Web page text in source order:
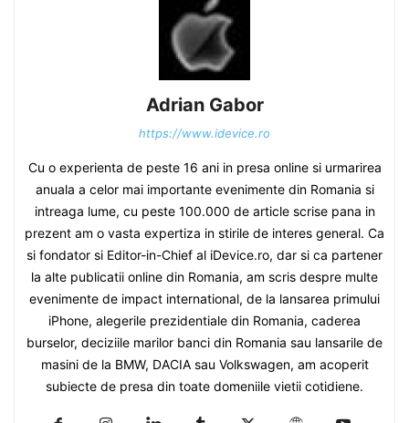
Adrian Gabor
https://www.idevice.ro
Cu o experienta de peste 16 ani in presa online si urmarirea
anuala a celor mai importante evenimente din Romania si
intreaga lume, cu peste 100.000 de article scrise pana in
prezent am o vasta expertiza in stirile de interes general. Ca
si fondator si Editor-in-Chief al iDevice.ro, dar si ca partener
la alte publicatii online din Romania, am scris despre multe
evenimente de impact international, de la lansarea primului
iPhone, alegerile prezidentiale din Romania, caderea
burselor, deciziile marilor banci din Romania sau lansarile de
masini de la BMW, DACIA sau Volkswagen, am acoperit
subiecte de presa din toate domeniile vietii cotidiene.